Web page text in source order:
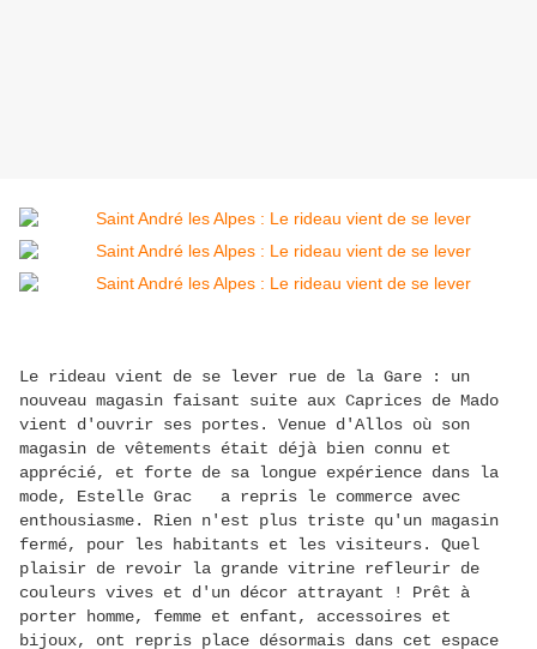
Le rideau vient de se lever rue de la Gare : un
nouveau magasin faisant suite aux Caprices de Mado
vient d'ouvrir ses portes. Venue d'Allos où son
magasin de vêtements était déjà bien connu et
apprécié, et forte de sa longue expérience dans la
mode, Estelle Grac a repris le commerce avec
enthousiasme. Rien n'est plus triste qu'un magasin
fermé, pour les habitants et les visiteurs. Quel
plaisir de revoir la grande vitrine refleurir de
couleurs vives et d'un décor attrayant ! Prêt à
porter homme, femme et enfant, accessoires et
bijoux, ont repris place désormais dans cet espace